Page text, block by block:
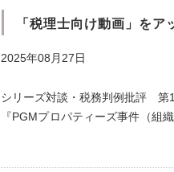
「税理士向け動画」をア
2025年08月27日
シリーズ対談・税務判例批評
『 PGMプロパティーズ事件（組